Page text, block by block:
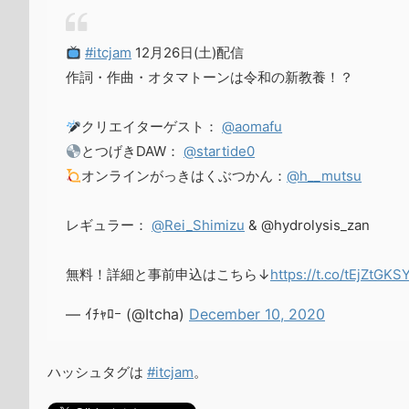
#itcjam 12月26日(土)配信
作詞・作曲・オタマトーンは令和の新教養！？
クリエイターゲスト：@aomafu
とつげきDAW：@startide0
オンラインがっきはくぶつかん：@h__mutsu
レギュラー： @Rei_Shimizu & @hydrolysis_zan
無料！詳細と事前申込はこちら↓https://t.co/
— ｲﾁｬﾛｰ (@Itcha) December 10, 2020
ハッシュタグは #itcjam。